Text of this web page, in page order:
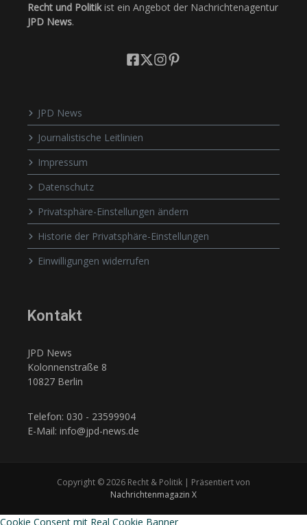
Recht und Politikist ein Angebot der Nachrichtenagentur
JPD News.
JPD News
Journalistische Leitlinien
Impressum
Datenschutz
Privatsphäre-Einstellungen ändern
Historie der Privatsphäre-Einstellungen
Einwilligungen widerrufen
Kontakt
JPD News
Kolonnenstraße 8
10827 Berlin
Telefon: 030 - 23599904
E-Mail: info@jpd-news.de
Copyright © 2026 Recht & Politik | Präsentiert von
Nachrichtenmagazin X
Cookie Consent mit Real Cookie Banner